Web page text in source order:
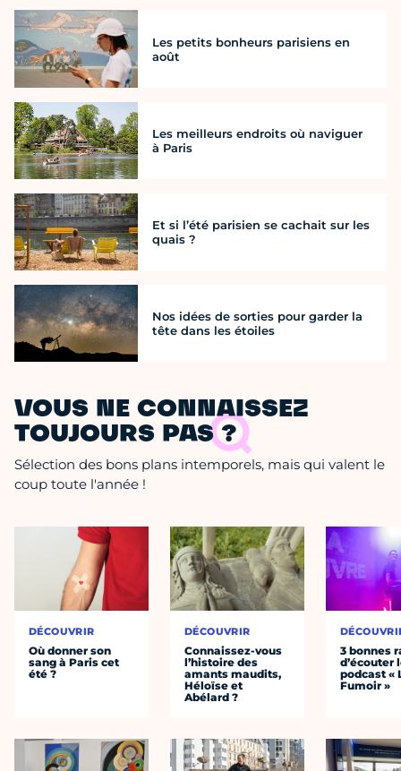
Les petits bonheurs parisiens en
août
Les meilleurs endroits où naviguer
à Paris
Et si l’été parisien se cachait sur les
quais ?
Nos idées de sorties pour garder la
tête dans les étoiles
VOUS NE CONNAISSEZ
TOUJOURS PAS ?
Sélection des bons plans intemporels, mais qui valent le
coup toute l'année !
DÉCOUVRIR
Où donner son
sang à Paris cet
été ?
DÉCOUVRIR
Connaissez-vous
l’histoire des
amants maudits,
Héloïse et
Abélard ?
3 bonnes
d’écouter
podcast «
Fumoir »